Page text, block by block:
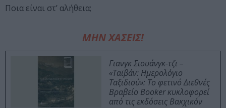
Ποια είναι στ’ αλήθεια;
ΜΗΝ ΧΑΣΕΙΣ!
Γιανγκ Σιουάνγκ-τζι –
«Ταϊβάν: Ημερολόγιο
Ταξιδιού»: Το φετινό Διεθνές
Βραβείο Booker κυκλοφορεί
από τις εκδόσεις Βακχικόν